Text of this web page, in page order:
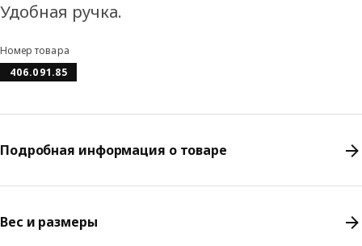
Удобная ручка.
Номер товара
406.091.85
Подробная информация о товаре
Вес и размеры